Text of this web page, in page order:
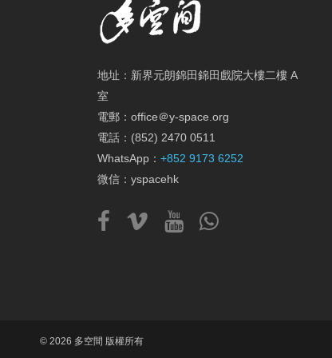
地址：新界元朗錦田錦田戲院大樓二樓 A
室
電郵：office＠y-space.org
電話：(852) 2470 0511
WhatsApp： +852 9173 6252
微信：yspacehk
© 2026 多空間 版權所有